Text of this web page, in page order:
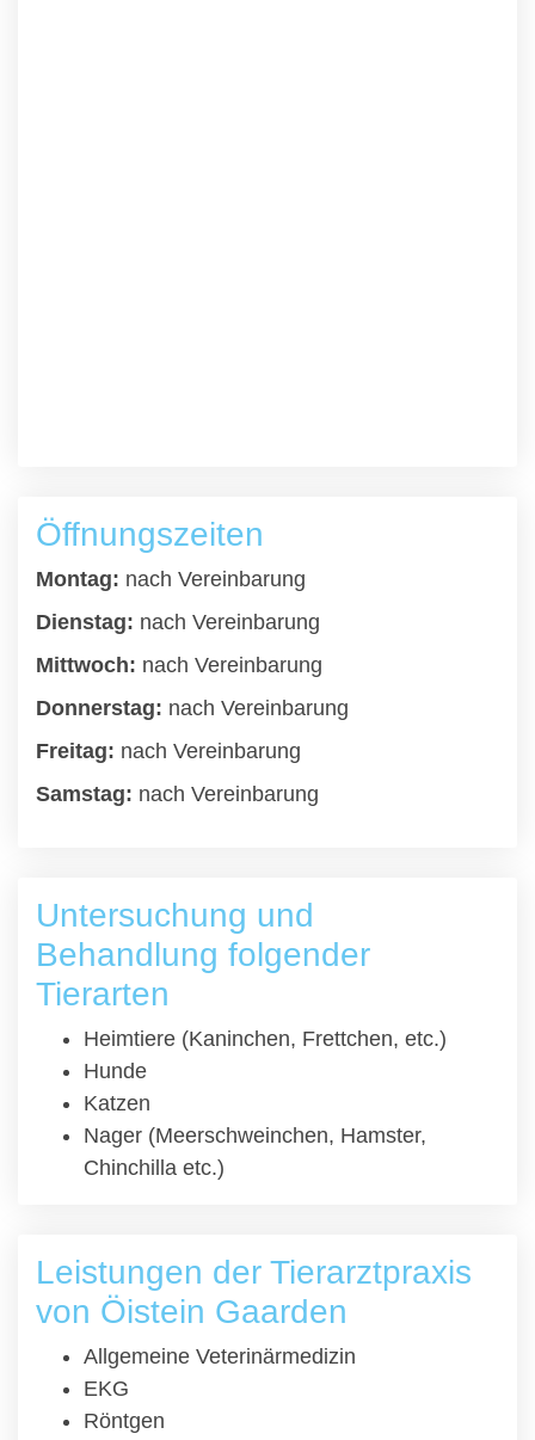
Öffnungszeiten
Montag: nach Vereinbarung
Dienstag: nach Vereinbarung
Mittwoch: nach Vereinbarung
Donnerstag: nach Vereinbarung
Freitag: nach Vereinbarung
Samstag: nach Vereinbarung
Untersuchung und
Behandlung folgender
Tierarten
Heimtiere (Kaninchen, Frettchen, etc.)
Hunde
Katzen
Nager (Meerschweinchen, Hamster,
Chinchilla etc.)
Leistungen der Tierarztpraxis
von Öistein Gaarden
Allgemeine Veterinärmedizin
EKG
Röntgen